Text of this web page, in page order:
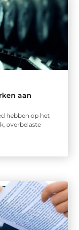
aan
hebben op het
overbelaste